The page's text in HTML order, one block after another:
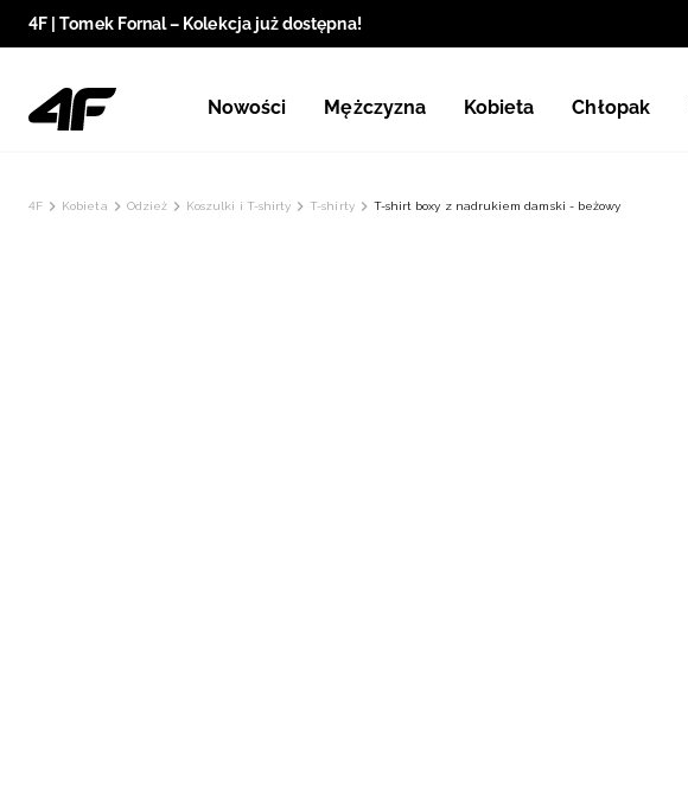
4F | Tomek Fornal – Kolekcja już dostępna!
Nowości Mężczyzna Kobieta Chłopak
4F Kobieta Odzież Koszulki i T-shirty T-shirty T-shirt boxy z nadrukiem damski - beżowy